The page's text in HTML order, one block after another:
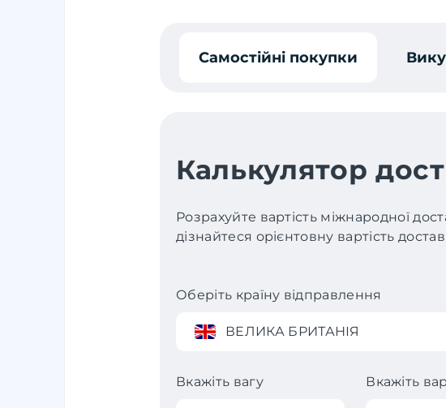
Самостійні покупки
Калькулятор
Розрахуйте вартість міжнародної
дізнайтеся орієнтовну вартість
Оберіть країну відправлення
ВЕЛИКА БРИТАНІЯ
Вкажіть вагу
Вкажіть